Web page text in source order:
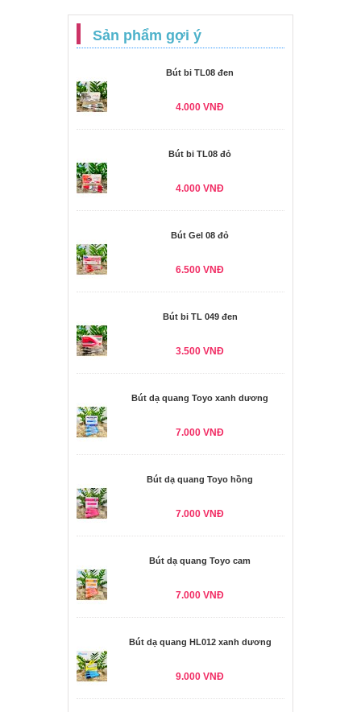
Sản phẩm gợi ý
Bút bi TL08 đen
4.000 VNĐ
Bút bi TL08 đỏ
4.000 VNĐ
Bút Gel 08 đỏ
6.500 VNĐ
Bút bi TL 049 đen
3.500 VNĐ
Bút dạ quang Toyo xanh dương
7.000 VNĐ
Bút dạ quang Toyo hồng
7.000 VNĐ
Bút dạ quang Toyo cam
7.000 VNĐ
Bút dạ quang HL012 xanh dương
9.000 VNĐ